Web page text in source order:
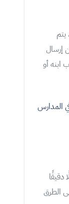
إرسال
ابنه أو
المدارس
الطرق